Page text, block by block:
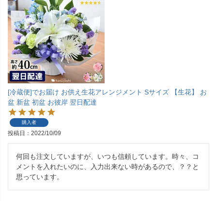
[冷蔵便]でお届け お供え生花アレンジメント Sサイズ 【生花】 お
盆 新盆 初盆 お彼岸 翌日配達
購入者
投稿日 2022/10/09
何回も注文していますが、いつも信頼しています。時々、コ
メントを入れたいのに、入力出来ない時があるので、？？と
思っています。